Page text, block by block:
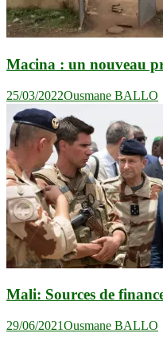
Macina : un nouveau
25/03/2022Ousmane BALLO
Mali: Sources de
29/06/2021Ousmane BALLO